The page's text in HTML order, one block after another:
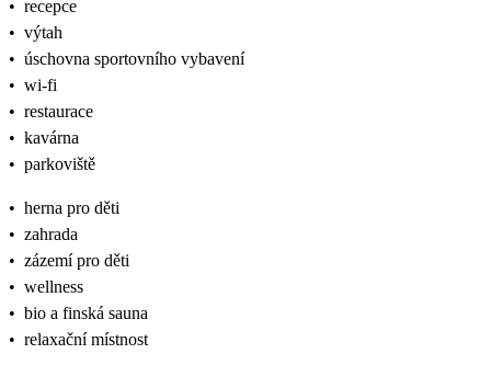
• recepce
• výtah
• úschovna sportovního vybavení
• wi-fi
• restaurace
• kavárna
• parkoviště
• herna pro děti
• zahrada
• zázemí pro děti
• wellness
• bio a finská sauna
• relaxační místnost